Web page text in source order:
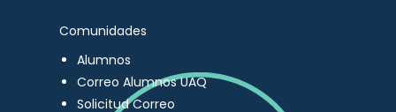
Comunidades
Alumnos
Correo Alumnos UAQ
Solicitud Correo